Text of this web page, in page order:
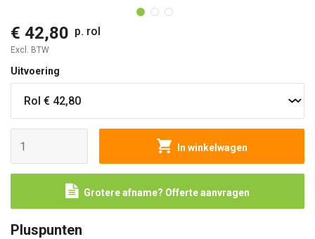
€ 42,80 p. rol
Excl. BTW
Uitvoering
In winkelwagen
Grotere afname? Offerte aanvragen
Pluspunten